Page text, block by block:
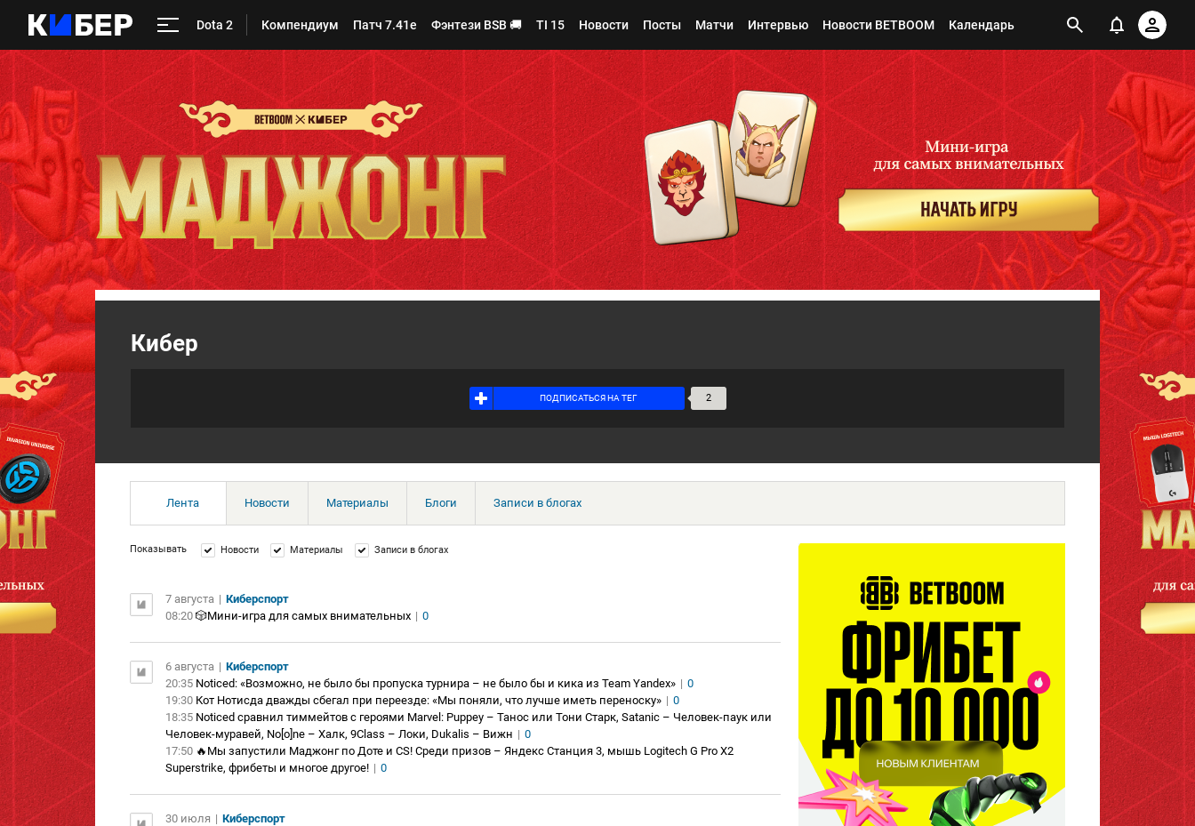
Dota 2 Компендиум Патч 7.41e Фэнтези BSB 🚚 TI 15 Новости Посты Матчи Интервью Новости BETBOOM Календарь
Кибер
ПОДПИСАТЬСЯ НА ТЕГ
2
Лента Новости Материалы Блоги Записи в блогах
Показывать Новости Материалы Записи в блогах
7 августа | Киберспорт
08:20 🎲Мини-игра для самых внимательных | 0
6 августа | Киберспорт
20:35 Noticed: «Возможно, не было бы пропуска турнира – не было бы и кика из Team Yandex» | 0
19:30 Кот Нотисда дважды сбегал при переезде: «Мы поняли, что лучше иметь переноску» | 0
18:35 Noticed сравнил тиммейтов с героями Marvel: Puppey – Танос или Тони Старк, Satanic – Человек-паук или
Человек-муравей, No[o]ne – Халк, 9Class – Локи, Dukalis – Вижн | 0
17:50 🔥Мы запустили Маджонг по Доте и CS! Среди призов – Яндекс Станция 3, мышь Logitech G Pro X2
Superstrike, фрибеты и многое другое! | 0
30 июля | Киберспорт